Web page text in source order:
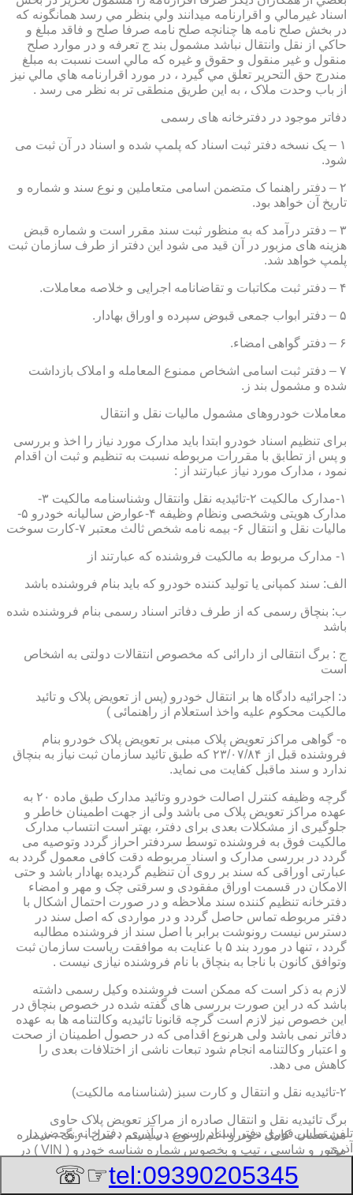
اسناد غيرمالي و اقرارنامه ميدانند ولي بنظر مي رسد همانگونه كه
در بخش صلح نامه ها چنانچه صلح نامه صرفا صلح و فاقد مبلغ و
حاكي از نقل وانتقال نباشد مشمول بند ج تعرفه و در موارد صلح
منقول و غير منقول و حقوق و غيره كه مالي است نسبت به مبلغ
مندرج حق التحرير تعلق مي گيرد ، در مورد اقرارنامه هاي مالي نيز
از باب وحدت ملاک ، به این طریق منطقی تر به نظر می رسد .
دفاتر موجود در دفترخانه های رسمی
۱ – یک نسخه دفتر ثبت اسناد که پلمپ شده و اسناد در آن ثبت می
شود.
۲ – دفتر راهنما ک متضمن اسامی متعاملین و نوع سند و شماره و
تاریخ آن خواهد بود.
۳ – دفتر درآمد که به منظور ثبت سند مقرر است و شماره قبض
هزینه های مزبور در آن قید می شود این دفتر از طرف سازمان ثبت
پلمپ خواهد شد.
۴ – دفتر ثبت مکاتبات و تقاضانامه اجرایی و خلاصه معاملات.
۵ – دفتر ابواب جمعی قبوض سپرده و اوراق بهادار.
۶ – دفتر گواهی امضاء.
۷ – دفتر ثبت اسامی اشخاص ممنوع المعامله و املاک بازداشت
شده و مشمول بند ز.
معاملات خودروهای مشمول مالیات نقل و انتقال
برای تنظیم اسناد خودرو ابتدا باید مدارک مورد نیاز را اخذ و بررسی
و پس از تطابق با مقررات مربوطه نسبت به تنظیم و ثبت ان اقدام
نمود ، مدارک مورد نیاز عبارتند از :
۱-مدارک مالکیت ۲-تائیدیه نقل وانتقال وشناسنامه مالکیت ۳-
مدارک هویتی وشخصی ونظام وظیفه ۴-عوارض سالیانه خودرو ۵-
مالیات نقل و انتقال ۶- بیمه نامه شخص ثالث معتبر ۷-کارت سوخت
۱- مدارک مربوط به مالکیت فروشنده که عبارتند از
الف: سند کمپانی یا تولید کننده خودرو که باید بنام فروشنده باشد
ب: بنچاق رسمی که از طرف دفاتر اسناد رسمی بنام فروشنده شده
باشد
ج : برگ انتقالی از دارائی که مخصوص انتقالات دولتی به اشخاص
است
د: اجرائیه دادگاه ها بر انتقال خودرو (پس از تعویض پلاک و تائید
مالکیت محکوم علیه واخذ استعلام از راهنمائی )
ه- گواهی مراکز تعویض پلاک مبنی بر تعویض پلاک خودرو بنام
فروشنده قبل از ۲۳/۰۷/۸۴ که طبق تائید سازمان ثبت نیاز به بنچاق
ندارد و سند ماقبل کفایت می نماید.
گرچه وظیفه کنترل اصالت خودرو وتائید مدارک طبق ماده ۲۰ به
عهده مراکز تعویض پلاک می باشد ولی از جهت اطمینان خاطر و
جلوگیری از مشکلات بعدی برای دفتر، بهتر است انتساب مدارک
مالکیت فوق به فروشنده توسط سردفتر احراز گردد وتوصیه می
گردد در بررسی مدارک و اسناد مربوطه دقت کافی معمول گردد به
عبارتی اوراقی که سند بر روی آن تنظیم گردیده بهادار باشد و حتی
الامکان در قسمت اوراق مفقودی و سرقتی چک و مهر و امضاء
دفترخانه تنظیم کننده سند ملاحظه و در صورت احتمال اشکال با
دفتر مربوطه تماس حاصل گردد و در مواردی که اصل سند در
دسترس نیست رونوشت برابر با اصل سند از فروشنده مطالبه
گردد ، تنها در مورد بند ۵ با عنایت به موافقت ریاست سازمان ثبت
وتوافق کانون با ناجا به بنچاق با نام فروشنده نیازی نیست .
لازم به ذکر است که ممکن است فروشنده وکیل رسمی داشته
باشد که در این صورت بررسی های گفته شده در خصوص بنچاق در
این خصوص نیز لازم است گرچه قانونا تائیدیه وکالتنامه ها به عهده
دفاتر نمی باشد ولی هرنوع اقدامی که در حصول اطمینان از صحت
و اعتبار وکالتنامه انجام شود تبعات ناشی از اختلافات بعدی را
کاهش می دهد.
۲-تائیدیه نقل و انتقال و کارت سبز (شناسنامه مالکیت)
برگ تائیدیه نقل و انتقال صادره از مراکز تعویض پلاک حاوی
مشخصات کامل خودرو اعم از نوع ، سیستم ، مدل ، رنگ ، شماره
موتور و شاسی ، تیپ و بخصوس شماره شناسه خودرو ( VIN ) در
صدر صفحه و مشخصات فروشنده و خریدار اعم از مشخصات
سجلی و شماره ملی و کدپستی و آدرس و شماره انتظامی
تلفن تماس فوری دفتر اسناد رسمی در آذری, دفترخانه,محضر در
آذری
tel:09390205345
☞☏